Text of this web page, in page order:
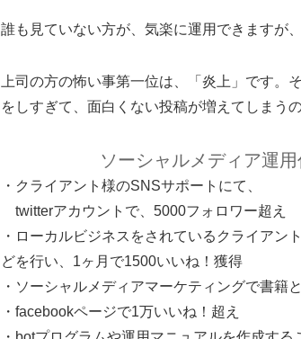
誰も見ていない方が、気楽に運用できますが
上司の方の怖い事第一位は、「炎上」です。
をしすぎて、面白くない投稿が増えてしまう
ソーシャルメディア運
・クライアント様のSNSサポートにて、
twitterアカウントで、5000フォロワー超え
・ローカルビジネスをされているクライアン
どを行い、1ヶ月で1500いいね！獲得
・ソーシャルメディアマーケティングで書籍
・facebookページで1万いいね！超え